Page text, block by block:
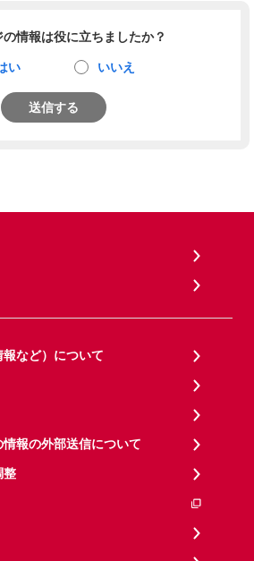
情報は役に立ちましたか？
い いいえ
送信する
など）について
報の外部送信について
整